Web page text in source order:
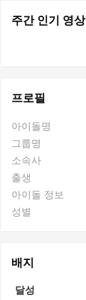
주간 인기 영상
프로필
아이돌명
그룹명
소속사
출생
아이돌 정보
성별
배지
달성